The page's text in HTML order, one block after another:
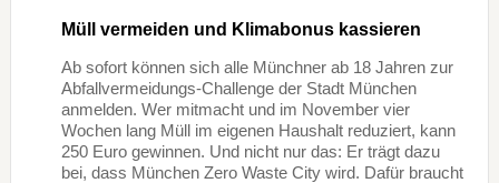
Müll vermeiden und Klimabonus kassieren
Ab sofort können sich alle Münchner ab 18 Jahren zur
Abfallvermeidungs-Challenge der Stadt München
anmelden. Wer mitmacht und im November vier
Wochen lang Müll im eigenen Haushalt reduziert, kann
250 Euro gewinnen. Und nicht nur das: Er trägt dazu
bei, dass München Zero Waste City wird. Dafür braucht